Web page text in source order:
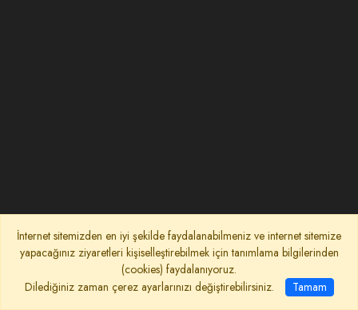
İnternet sitemizden en iyi şekilde faydalanabilmeniz ve internet sitemize
yapacağınız ziyaretleri kişiselleştirebilmek için tanımlama bilgilerinden
(cookies) faydalanıyoruz.
Dilediğiniz zaman çerez ayarlarınızı değiştirebilirsiniz.
Tamam